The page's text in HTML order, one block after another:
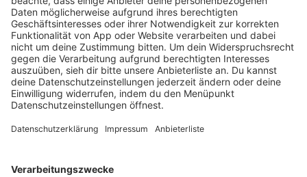
SONNY FODERA “CAN WE DO IT
ALL AGAIN?”
Mit seinem sechsten Studioalbum präsentiert
Sonny Fodera ein Meisterwerk aus fünf Jahren
kreativer Arbeit – ein Zeugnis dafür, dass seine